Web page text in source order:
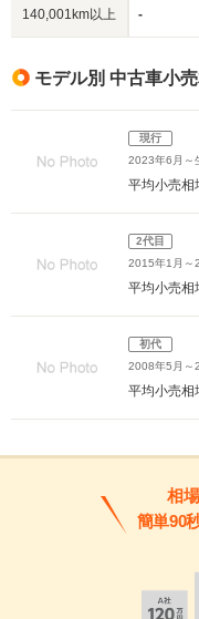
140,001km以上 -
モデル別 中古車小
現行
2023年6月～
平均小売相
2代目
2015年1月～
平均小売相
初代
2008年5月～
平均小売相
相
簡単90